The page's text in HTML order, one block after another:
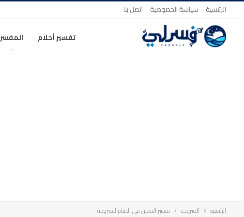
الرئيسية سياسة الخصوصية اتصل بنا
تفسير أحلام المفسر
الرئيسية المتزوجة تفسير الصحن في المنام للمتزوجة